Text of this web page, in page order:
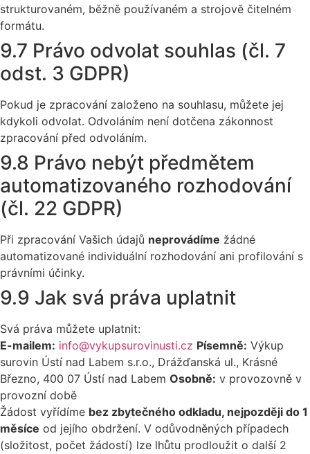
strukturovaném, běžně používaném a strojově čitelném
formátu.
9.7 Právo odvolat souhlas (čl. 7
odst. 3 GDPR)
Pokud je zpracování založeno na souhlasu, můžete jej
kdykoli odvolat. Odvoláním není dotčena zákonnost
zpracování před odvoláním.
9.8 Právo nebýt předmětem
automatizovaného rozhodování
(čl. 22 GDPR)
Při zpracování Vašich údajů neprovádíme žádné
automatizované individuální rozhodování ani profilování s
právními účinky.
9.9 Jak svá práva uplatnit
Svá práva můžete uplatnit:
E-mailem: info@vykupsurovinusti.cz Písemně: Výkup
surovin Ústí nad Labem s.r.o., Drážďanská ul., Krásné
Březno, 400 07 Ústí nad Labem Osobně: v provozovně v
provozní době
Žádost vyřídíme bez zbytečného odkladu, nejpozději do 1
měsíce od jejího obdržení. V odůvodněných případech
(složitost, počet žádostí) lze lhůtu prodloužit o další 2